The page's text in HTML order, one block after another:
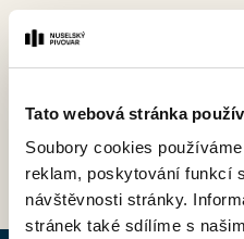
Tato webová stránka
Soubory cookies
reklam, poskytování funkcí
návštěvnosti stránky.
stránek také sdílíme s
možností odpočtu DPH).